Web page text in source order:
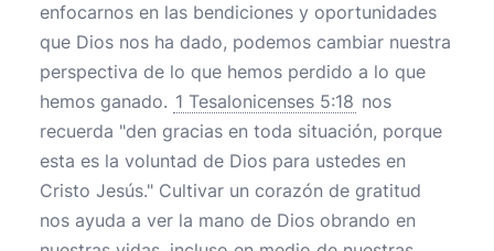
enfocarnos en las bendiciones y oportunidades
que Dios nos ha dado, podemos cambiar nuestra
perspectiva de lo que hemos perdido a lo que
hemos ganado. 1 Tesalonicenses 5:18 nos
recuerda "den gracias en toda situación, porque
esta es la voluntad de Dios para ustedes en
Cristo Jesús." Cultivar un corazón de gratitud
nos ayuda a ver la mano de Dios obrando en